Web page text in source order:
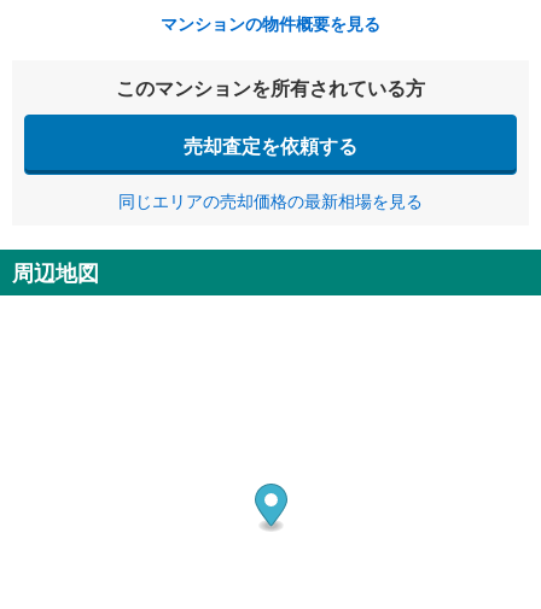
マンションの物件概要を見る
このマンションを所有されている方
売却査定を依頼する
同じエリアの売却価格の最新相場を見る
周辺地図